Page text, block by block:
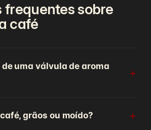
frequentes sobre
café
uma válvula de aroma
grãos ou moído?